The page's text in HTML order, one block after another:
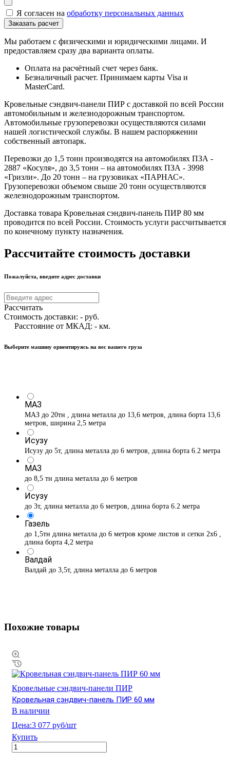
Я согласен на обработку персональных данных
Мы работаем с физическими и юридическими лицами. И
предоставляем сразу два варианта оплаты.
Оплата на расчётный счет через банк.
Безналичный расчет. Принимаем карты Visa и
MasterCard.
Кровельные сэндвич-панели ПИР с доставкой по всей России
автомобильным и железнодорожным транспортом.
Автомобильные грузоперевозки осуществляются силами
нашей логистической службы. В нашем распоряжении
собственный автопарк.
Перевозки до 1,5 тонн производятся на автомобилях ПЗА -
2887 «Косуля», до 3,5 тонн – на автомобилях ПЗА - 3998
«Гризли». До 20 тонн – на грузовиках «ПАРНАС».
Грузоперевозки объемом свыше 20 тонн осуществляются
железнодорожным транспортом.
Доставка товара Кровельная сэндвич-панель ПИР 80 мм
проводится по всей России. Стоимость услуги рассчитывается
по конечному пункту назначения.
Рассчитайте стоимость доставки
Пожалуйста, введите адрес доставки
Рассчитать
Стоимость доставки: - руб.
Расстояние от МКАД: - км.
Выберите машину ориентируясь на вес вашего груза
МАЗ
МАЗ до 20тн , длина металла до 13,6 метров, длина борта 13,6
метров, ширина 2,5 метра
Исузу
Исузу до 5т, длина металла до 6 метров, длина борта 6.2 метра
МАЗ
до 8,5 тн длина металла до 6 метров
Исузу
до 3т, длина металла до 6 метров, длина борта 6.2 метра
Газель
до 1,5тн длина металла до 6 метров кроме листов и сетки 2х6 ,
длина борта 4,2 метра
Валдай
Валдай до 3,5т, длина металла до 6 метров
Похожие товары
Кровельные сэндвич-панели ПИР
Кровельная сэндвич-панель ПИР 60 мм
В наличии
Цена:3 077 руб/шт
Купить